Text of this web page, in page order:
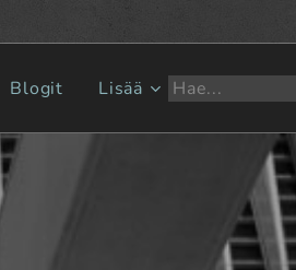
Blogit Lisää